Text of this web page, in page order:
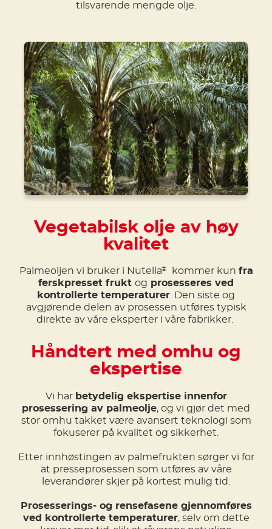
tilsvarende mengde olje.
Vegetabilsk olje av høy
kvalitet
Palmeoljen vi bruker i Nutella® kommer kun fra
ferskpresset frukt og prosesseres ved
kontrollerte temperaturer . Den siste og
avgjørende delen av prosessen utføres typisk
direkte av våre eksperter i våre fabrikker.
Håndtert med omhu og
ekspertise
Vi har betydelig ekspertise innenfor
prosessering av palmeolje, og vi gjør det med
stor omhu takket være avansert teknologi som
fokuserer på kvalitet og sikkerhet.
Etter innhøstingen av palmefrukten sørger vi for
at presseprosessen som utføres av våre
leverandører skjer på kortest mulig tid.
Prosesserings- og rensefasene gjennomføres
ved kontrollerte temperaturer, selv om dette